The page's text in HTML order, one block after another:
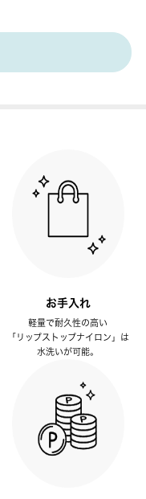
お手入れ
軽量で耐久性の高い
「リップストップナイロン」は
水洗いが可能。